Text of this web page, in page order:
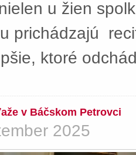
u žien
prichádzajú
ktoré
v Báčskom Petrovci
2025